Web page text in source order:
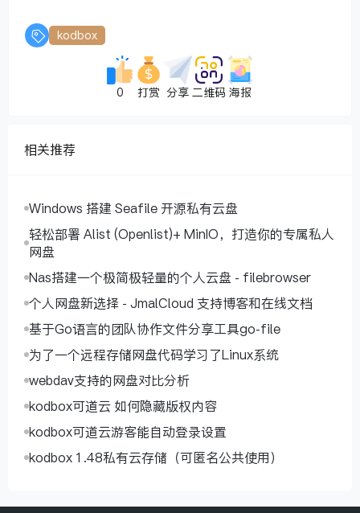
kodbox
0 打赏 分享 二维码 海报
相关推荐
Windows 搭建 Seafile 开源私有云盘
轻松部署 Alist (Openlist)+ MinIO，打造你的专属私人
网盘
Nas搭建一个极简极轻量的个人云盘 - filebrowser
个人网盘新选择 - JmalCloud 支持博客和在线文档
基于Go语言的团队协作文件分享工具go-file
为了一个远程存储网盘代码学习了Linux系统
webdav支持的网盘对比分析
kodbox可道云 如何隐藏版权内容
kodbox可道云游客能自动登录设置
kodbox 1.48私有云存储（可匿名公共使用）